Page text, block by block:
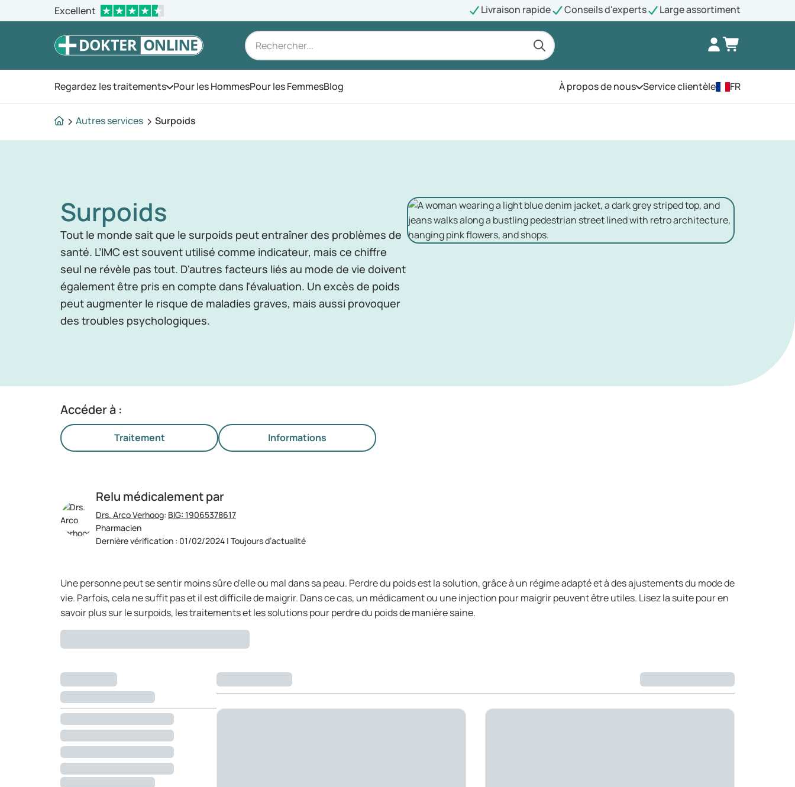
Excellent Livraison rapide Conseils d'experts Large assortiment
Regardez les traitementsOuvrez le menu
Pour les HommesPour les FemmesBlog À propos de nousOuvrez le menu
Service clientèle FR
Autres services Surpoids
Surpoids
Tout le monde sait que le surpoids peut entraîner des problèmes de
santé. L’IMC est souvent utilisé comme indicateur, mais ce chiffre
seul ne révèle pas tout. D'autres facteurs liés au mode de vie doivent
également être pris en compte dans l'évaluation. Un excès de poids
peut augmenter le risque de maladies graves, mais aussi provoquer
des troubles psychologiques.
Accéder à :
Traitement Informations
Relu médicalement par
Drs. Arco Verhoog: BIG: 19065378617
Pharmacien
Dernière vérification : 01/02/2024 | Toujours d’actualité
Une personne peut se sentir moins sûre d'elle ou mal dans sa peau. Perdre du poids est la solution, grâce à un régime adapté et à des ajustements du mode de
vie. Parfois, cela ne suffit pas et il est difficile de maigrir. Dans ce cas, un médicament ou une injection pour maigrir peuvent être utiles. Lisez la suite pour en
savoir plus sur le surpoids, les traitements et les solutions pour perdre du poids de manière saine.